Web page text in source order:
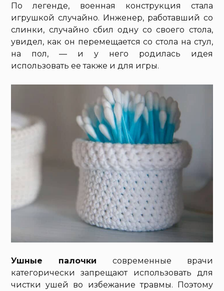
По легенде, военная конструкция стала
игрушкой случайно. Инженер, работавший со
слинки, случайно сбил одну со своего стола,
увидел, как он перемещается со стола на стул,
на пол, — и у него родилась идея
использовать ее также и для игры.
Ушные палочки современные врачи
категорически запрещают использовать для
чистки ушей во избежание травмы. Поэтому